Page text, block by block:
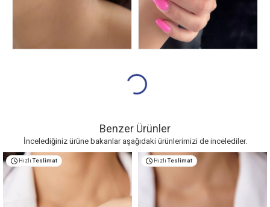
Benzer Ürünler
İncelediğiniz ürüne bakanlar aşağıdaki ürünlerimizi de incelediler.
Hızlı Teslimat Hızlı Teslimat